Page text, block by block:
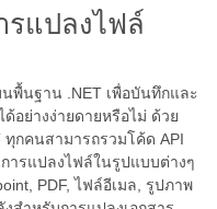
แปลงไฟล์
นฐาน .NET เพื่อบันทึกและ
ด้อย่างง่ายดายหรือไม่ ด้วย
กคนสามารถรวมโค้ด API
ารแปลงไฟล์ในรูปแบบต่างๆ
PDF, ไฟล์อีเมล, รูปภาพ